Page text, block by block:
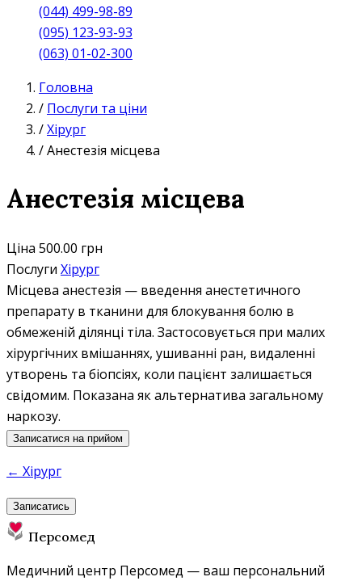
(044) 499-98-89
(095) 123-93-93
(063) 01-02-300
Головна
/ Послуги та ціни
/Хірург
/Анестезія місцева
Анестезія місцева
Ціна 500.00 грн
Послуги Хірург
Місцева анестезія — введення анестетичного
препарату в тканини для блокування болю в
обмеженій ділянці тіла. Застосовується при малих
хірургічних вмішаннях, ушиванні ран, видаленні
утворень та біопсіях, коли пацієнт залишається
свідомим. Показана як альтернатива загальному
наркозу.
Записатися на прийом
← Хірург
Записатись
Персомед
Медичний центр Персомед — ваш персональний